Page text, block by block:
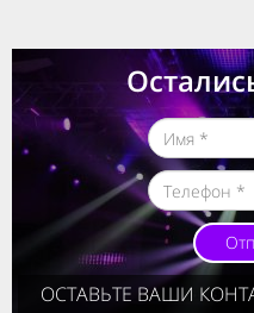
ОСТАВЬТЕ ВАШИ